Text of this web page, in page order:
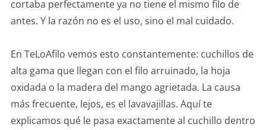
cortaba perfectamente ya no tiene el mismo filo de
antes. Y la razón no es el uso, sino el mal cuidado.
En TeLoAfilo vemos esto constantemente: cuchillos de
alta gama que llegan con el filo arruinado, la hoja
oxidada o la madera del mango agrietada. La causa
más frecuente, lejos, es el lavavajillas. Aquí te
explicamos qué le pasa exactamente al cuchillo dentro